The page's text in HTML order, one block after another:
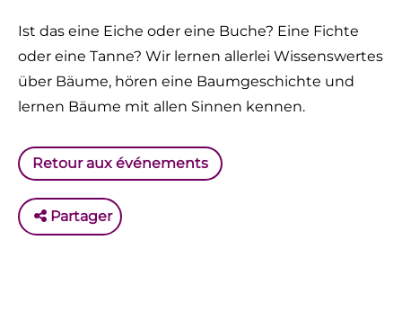
Ist das eine Eiche oder eine Buche? Eine Fichte
oder eine Tanne? Wir lernen allerlei Wissenswertes
über Bäume, hören eine Baumgeschichte und
lernen Bäume mit allen Sinnen kennen.
Retour aux événements
Partager